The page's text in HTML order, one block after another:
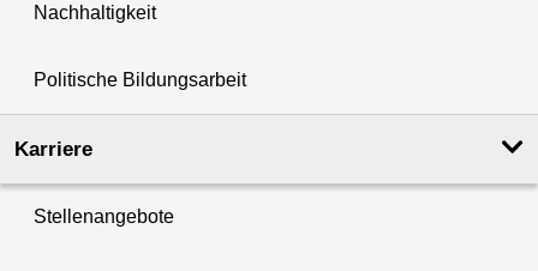
Nachhaltigkeit
Politische Bildungsarbeit
Karriere
Stellenangebote